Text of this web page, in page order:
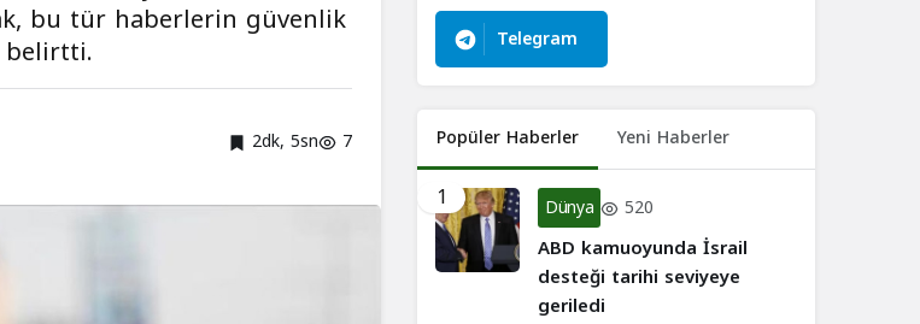
bu tür haberlerin güvenlik
belirtti.
2dk, 5sn 7
Telegram
Popüler Haberler Yeni Haberler
1 Dünya 520
ABD kamuoyunda İsrail
desteği tarihi seviyeye
geriledi